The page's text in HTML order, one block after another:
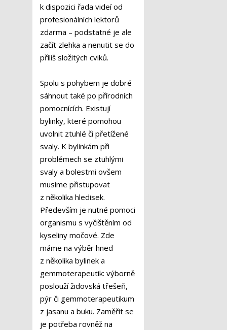
k dispozici řada videí od
profesionálních lektorů
zdarma – podstatné je ale
začít zlehka a nenutit se do
příliš složitých cviků.
Spolu s pohybem je dobré
sáhnout také po přírodních
pomocnících. Existují
bylinky, které pomohou
uvolnit ztuhlé či přetížené
svaly. K bylinkám při
problémech se ztuhlými
svaly a bolestmi ovšem
musíme přistupovat
z několika hledisek.
Především je nutné pomoci
organismu s vyčištěním od
kyseliny močové. Zde
máme na výběr hned
z několika bylinek a
gemmoterapeutik: výborně
poslouží židovská třešeň,
pýr či gemmoterapeutikum
z jasanu a buku. Zaměřit se
je potřeba rovněž na